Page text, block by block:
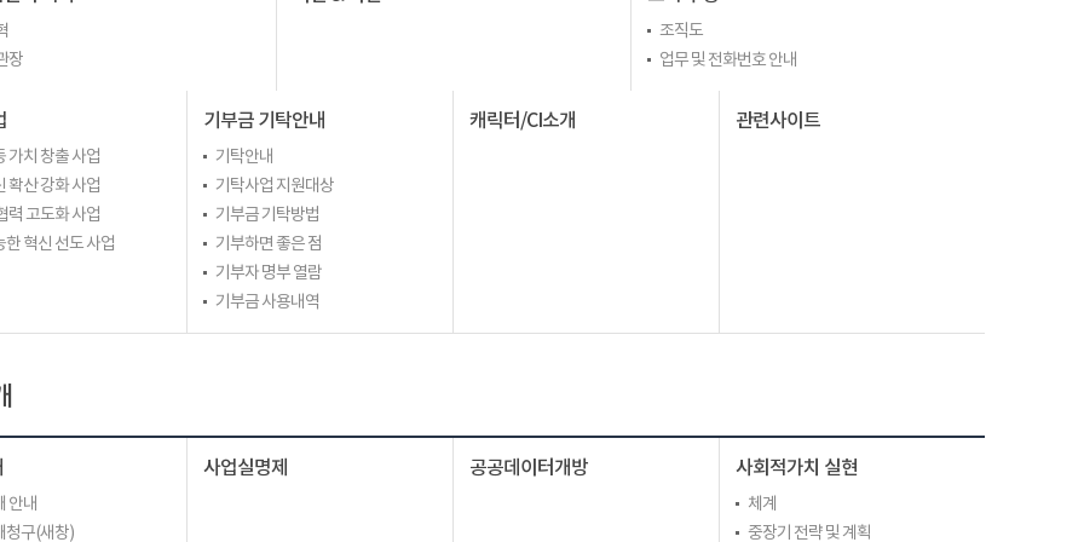
장
조직도
업무 및 전화번호 안내
가치 창출 사업
확산 강화 사업
력 고도화 사업
혁신 선도 사업
기부금 기탁안내
기탁안내
기탁사업 지원대상
기부금 기탁방법
기부하면 좋은 점
기부자 명부 열람
기부금 사용내역
캐릭터/CI소개 관련사이트
안내
청구(새창)
사업실명제 공공데이터개방 사회적가치 실현
체계
중장기 전략 및 계획